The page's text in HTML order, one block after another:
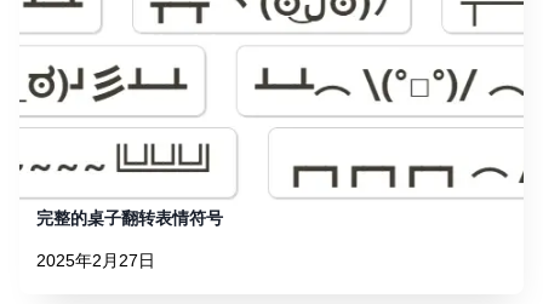
完整的桌子翻转表情符号
2025年2月27日